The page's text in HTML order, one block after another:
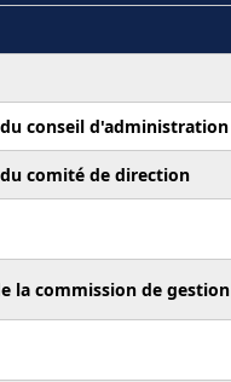
conseil d'administration
comité de direction
la commission de gestion